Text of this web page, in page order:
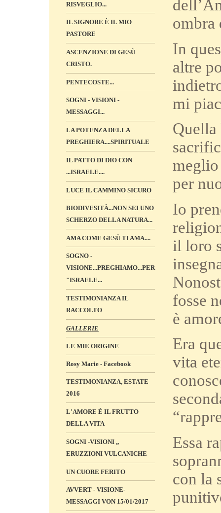
RISVEGLIO...
IL SIGNORE È IL MIO
PASTORE
ASCENZIONE DI GESÙ
CRISTO.
PENTECOSTE...
SOGNI - VISIONI -
MESSAGGI...
LA POTENZA DELLA
PREGHIERA....SPIRITUALE
IL PATTO DI DIO CON
...ISRAELE....
LUCE IL CAMMINO SICURO
BIODIVESITÀ...NON SEI UNO
SCHERZO DELLA NATURA...
AMA COME GESÙ TI AMA....
SOGNO -
VISIONE...PREGHIAMO...PER
"ISRAELE...
TESTIMONIANZA IL
RACCOLTO
GALLERIE
LE MIE ORIGINE
Rosy Marie - Facebook
TESTIMONIANZA, ESTATE
2016
L'AMORE É IL FRUTTO
DELLA VITA
SOGNI -VISIONI „
ERUZZIONI VULCANICHE
UN CUORE FERITO
AVVERT - VISIONE-
MESSAGGI VON 15/01/2017
ombra
In
altre
mi
Quella
per
Io
il loro
fosse
è
Era
vita
Essa
con la